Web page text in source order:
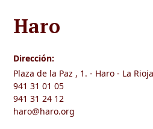
Haro
Dirección:
Plaza de la Paz , 1. - Haro - La Rioja
941 31 01 05
941 31 24 12
haro@haro.org